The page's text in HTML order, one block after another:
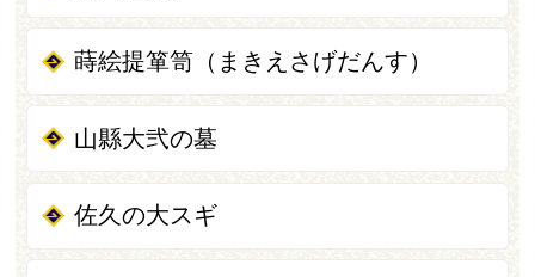
蒔絵提箪笥（まきえさげだんす）
山縣大弐の墓
佐久の大スギ